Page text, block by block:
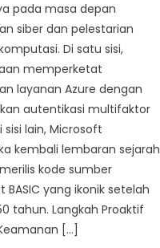
pada masa depan
siber dan pelestarian
Di satu sisi,
memperketat
layanan Azure dengan
autentikasi multifaktor
sisi lain, Microsoft
kembali lembaran sejarah
kode sumber
BASIC yang ikonik setelah
tahun. Langkah Proaktif
[…]